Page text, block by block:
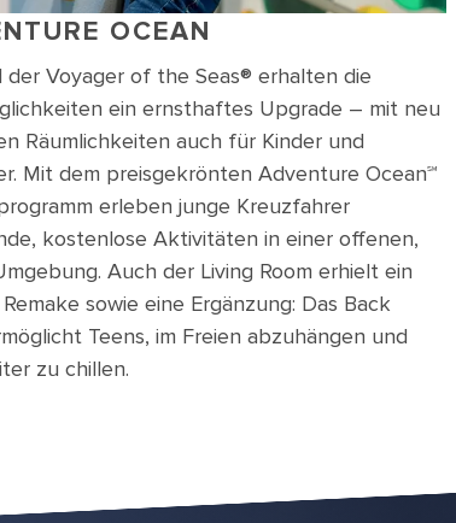
OCEAN
der Voyager of the Seas® erhalten die
ein ernsthaftes Upgrade – mit neu
Räumlichkeiten auch für Kinder und
Mit dem preisgekrönten Adventure Ocean℠
erleben junge Kreuzfahrer
kostenlose Aktivitäten in einer offenen,
Auch der Living Room erhielt ein
Remake sowie eine Ergänzung: Das Back
Teens, im Freien abzuhängen und
zu chillen.